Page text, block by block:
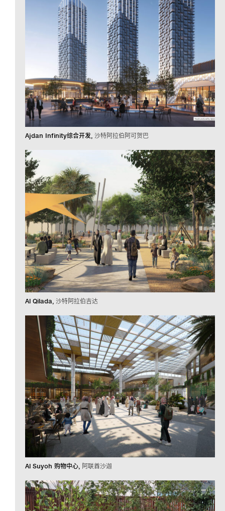
Ajdan Infinity综合开发 沙特阿拉伯阿可贺巴
Al Qilada 沙特阿拉伯吉达
Al Suyoh 购物中心 阿联酋沙迦